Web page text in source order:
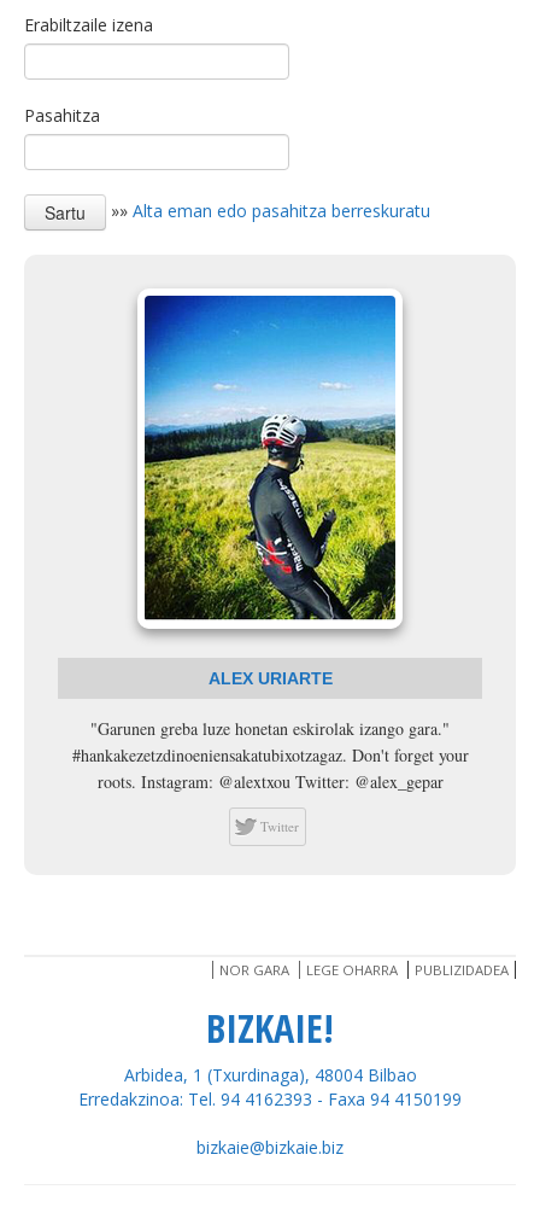
Erabiltzaile izena
Pasahitza
»» Alta eman edo pasahitza berreskuratu
ALEX URIARTE
"Garunen greba luze honetan eskirolak izango gara."
#hankakezetzdinoeniensakatubixotzagaz. Don't forget your
roots. Instagram: @alextxou Twitter: @alex_gepar
Twitter
NOR GARA LEGE OHARRA PUBLIZIDADEA
BIZKAIE!
Arbidea, 1 (Txurdinaga), 48004 Bilbao
Erredakzinoa: Tel. 94 4162393 - Faxa 94 4150199
bizkaie@bizkaie.biz